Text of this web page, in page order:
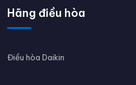
Hãng điều hòa
Điều hòa Daikin